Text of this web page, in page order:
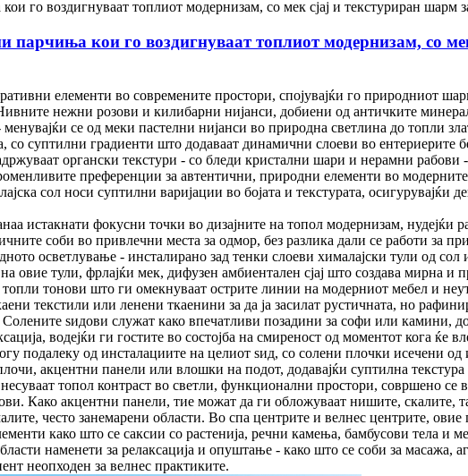
кои го воздигнуваат топлиот модернизам, со
елементи во современите простори, спојувајќи го природниот
нежни розови и килибарни нијанси, добиени од античките
се од меки пастелни нијанси во природна светлина до топли
со суптилни градиенти што додаваат динамични слоеви во ентериерите
органски текстури - со бледи кристални шари и нерамни рабови
преференции за автентични, природни елементи во
сол носи суптилни варијации во бојата и текстурата, осигурувајќи
истакнати фокусни точки во дизајните на топол модернизам, нудејќи
соби во привлечни места за одмор, без разлика дали се работи за
осветлување - инсталирано зад тенки слоеви хималајски тули од
овие тули, фрлајќи мек, дифузен амбиентален сјај што создава мирна и
тонови што ги омекнуваат острите линии на модерниот мебел и
текстили или ленени ткаенини за да ја засилат рустичната, но
ѕидови служат како впечатливи позадини за софи или камини,
водејќи ги гостите во состојба на смиреност од моментот кога ќе
подалеку од инсталациите на целиот ѕид, со солени плочки исечени од
акцентни панели или влошки на подот, додавајќи суптилна текстура
топол контраст во светли, функционални простори, совршено се
Како акцентни панели, тие можат да ги обложуваат нишите, скалите,
често занемарени области. Во спа центрите и велнес центрите,
како што се саксии со растенија, речни камења, бамбусови тела и
наменети за релаксација и опуштање - како што се соби за масажа,
неопходен за велнес практиките.